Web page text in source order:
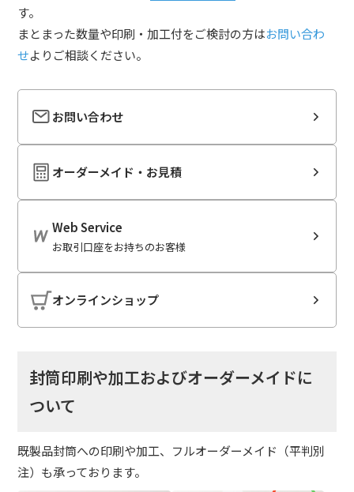
す。
まとまった数量や印刷・加工付をご検討の方はお問い合わ
せよりご相談ください。
お問い合わせ
オーダーメイド・お見積
Web Service
お取引口座をお持ちのお客様
オンラインショップ
封筒印刷や加工およびオーダーメイドに
ついて
既製品封筒への印刷や加工、フルオーダーメイド（平判別
注）も承っております。